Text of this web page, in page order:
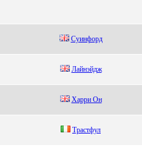
Суинфopд
Лaйнэйдж
Хappи Он
Tрaстфул